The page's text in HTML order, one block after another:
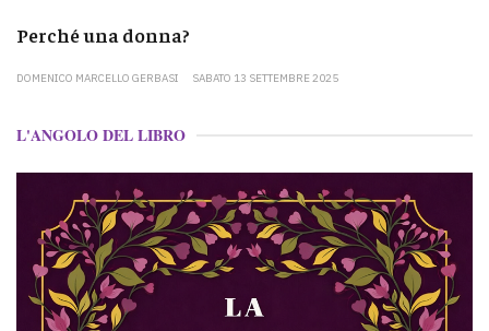
Perché una donna?
DOMENICO MARCELLO GERBASI SABATO 13 SETTEMBRE 2025
L'ANGOLO DEL LIBRO